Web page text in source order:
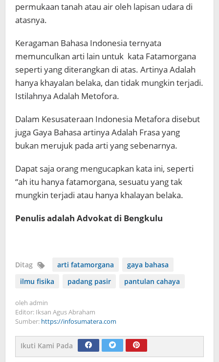
permukaan tanah atau air oleh lapisan udara di
atasnya.
Keragaman Bahasa Indonesia ternyata
memunculkan arti lain untuk kata Fatamorgana
seperti yang diterangkan di atas. Artinya Adalah
hanya khayalan belaka, dan tidak mungkin terjadi.
Istilahnya Adalah Metofora.
Dalam Kesusateraan Indonesia Metafora disebut
juga Gaya Bahasa artinya Adalah Frasa yang
bukan merujuk pada arti yang sebenarnya.
Dapat saja orang mengucapkan kata ini, seperti
“ah itu hanya fatamorgana, sesuatu yang tak
mungkin terjadi atau hanya khalayan belaka.
Penulis adalah Advokat di Bengkulu
Ditag arti fatamorgana
gaya bahasa
ilmu fisika
padang pasir pantulan cahaya
oleh admin
Editor: Iksan Agus Abraham
Sumber: https://infosumatera.com
Ikuti Kami Pada